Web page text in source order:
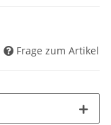
Frage zum Artikel